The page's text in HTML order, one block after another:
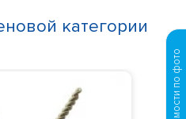
категории